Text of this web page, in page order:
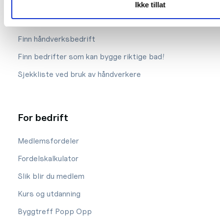
Ikke tillat
For privat
Finn håndverksbedrift
Finn bedrifter som kan bygge riktige bad!
Sjekkliste ved bruk av håndverkere
For bedrift
Medlemsfordeler
Fordelskalkulator
Slik blir du medlem
Kurs og utdanning
Byggtreff Popp Opp